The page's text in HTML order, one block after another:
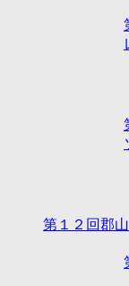
第１２回郡